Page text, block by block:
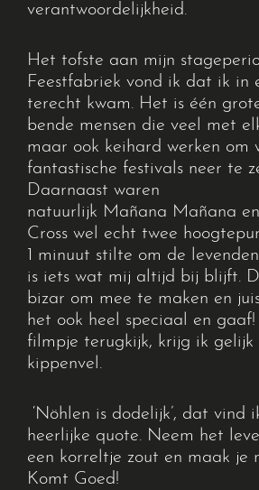
verantwoordelijkheid.
Het tofste aan mijn
Feestfabriek vond ik dat ik in
terecht kwam. Het is één
bende mensen die veel met
maar ook keihard werken om
fantastische festivals neer te
Daarnaast waren
natuurlijk Mañana Mañana
Cross wel echt twee
1 minuut stilte om de
is iets wat mij altijd bij blijft.
bizar om mee te maken en
het ook heel speciaal en
filmpje terugkijk, krijg ik gelijk
kippenvel.
‘Nöhlen is dodelijk’, dat vind
heerlijke quote. Neem het
een korreltje zout en maak je
Komt Goed!